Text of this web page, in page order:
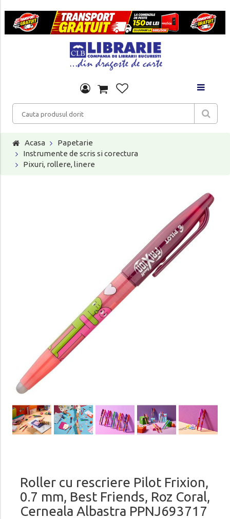
Acasa
Papetarie
Instrumente de scris si corectura
Pixuri, rollere, linere
Roller cu rescriere Pilot Frixion,
0.7 mm, Best Friends, Roz Coral,
Cerneala Albastra PPNJ693717